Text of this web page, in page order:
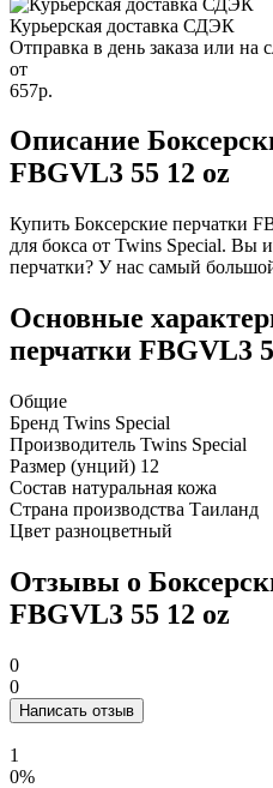
Курьерская доставка СДЭК
Отправка в день заказа или на
от
657р.
Описание
FBGVL3 55 12 oz
Купить Боксерские перчатки
для бокса от Twins Special. Вы
перчатки? У нас самый
Основные
перчатки FBGVL3
Общие
Бренд Twins Special
Производитель Twins Special
Размер (унций) 12
Состав натуральная кожа
Страна производства Таиланд
Цвет разноцветный
Отзывы о
FBGVL3 55 12 oz
0
0
Написать отзыв
1
0%